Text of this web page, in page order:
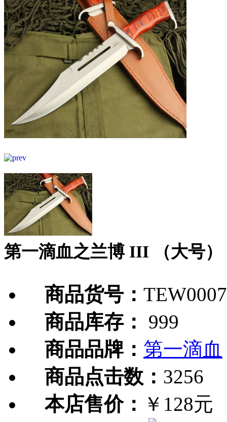
第一滴血之兰博 III （大号）
商品货号：
商品库存：
999
商品品牌： 第一滴血
商品点击数： 3256
本店售价： ￥128元